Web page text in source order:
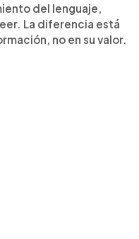
del lenguaje,
La diferencia está
no en su valor.